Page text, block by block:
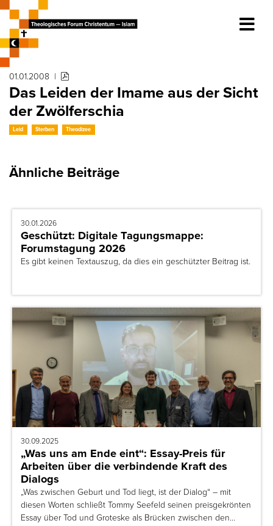
01.01.2008 |
Das Leiden der Imame aus der Sicht
der Zwölferschia
Leid Sterben Theodizee
Ähnliche Beiträge
30.01.2026
Geschützt: Digitale Tagungsmappe:
Forumstagung 2026
Es gibt keinen Textauszug, da dies ein geschützter Beitrag ist.
30.09.2025
„Was uns am Ende eint“: Essay-Preis für
Arbeiten über die verbindende Kraft des
Dialogs
„Was zwischen Geburt und Tod liegt, ist der Dialog“ – mit
diesen Worten schließt Tommy Seefeld seinen preisgekrönten
Essay über Tod und Groteske als Brücken zwischen den…